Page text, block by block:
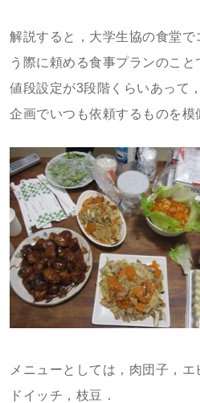
解説すると，大学生協の食堂
う際に頼める食事プランのこと
値段設定が3段階くらいあって
企画でいつも依頼するものを模
メニューとしては，肉団子，
ドイッチ，枝豆．